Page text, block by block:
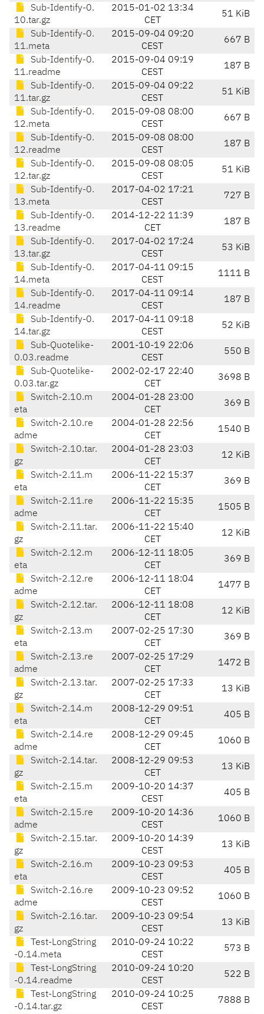
Sub-Identify-0.
10.tar.gz
2015-01-02 13:34
CET
51 KiB
Sub-Identify-0.
11.meta
2015-09-04 09:20
CEST
667 B
Sub-Identify-0.
11.readme
2015-09-04 09:19
CEST
187 B
Sub-Identify-0.
11.tar.gz
2015-09-04 09:22
CEST
51 KiB
Sub-Identify-0.
12.meta
2015-09-08 08:00
CEST
667 B
Sub-Identify-0.
12.readme
2015-09-08 08:00
CEST
187 B
Sub-Identify-0.
12.tar.gz
2015-09-08 08:05
CEST
51 KiB
Sub-Identify-0.
13.meta
2017-04-02 17:21
CEST
727 B
Sub-Identify-0.
13.readme
2014-12-22 11:39
CET
187 B
Sub-Identify-0.
13.tar.gz
2017-04-02 17:24
CEST
53 KiB
Sub-Identify-0.
14.meta
2017-04-11 09:15
CEST
1111 B
Sub-Identify-0.
14.readme
2017-04-11 09:14
CEST
187 B
Sub-Identify-0.
14.tar.gz
2017-04-11 09:18
CEST
52 KiB
Sub-Quotelike-
0.03.readme
2001-10-19 22:06
CEST
550 B
Sub-Quotelike-
0.03.tar.gz
2002-02-17 22:40
CET
3698 B
Switch-2.10.m
eta
2004-01-28 23:00
CET
369 B
Switch-2.10.re
adme
2004-01-28 22:56
CET
1540 B
Switch-2.10.tar.
gz
2004-01-28 23:03
CET
12 KiB
Switch-2.11.m
eta
2006-11-22 15:37
CET
369 B
Switch-2.11.re
adme
2006-11-22 15:35
CET
1505 B
Switch-2.11.tar.
gz
2006-11-22 15:40
CET
12 KiB
Switch-2.12.m
eta
2006-12-11 18:05
CET
369 B
Switch-2.12.re
adme
2006-12-11 18:04
CET
1477 B
Switch-2.12.tar.
gz
2006-12-11 18:08
CET
12 KiB
Switch-2.13.m
eta
2007-02-25 17:30
CET
369 B
Switch-2.13.re
adme
2007-02-25 17:29
CET
1472 B
Switch-2.13.tar.
gz
2007-02-25 17:33
CET
13 KiB
Switch-2.14.m
eta
2008-12-29 09:51
CET
405 B
Switch-2.14.re
adme
2008-12-29 09:45
CET
1060 B
Switch-2.14.tar.
gz
2008-12-29 09:53
CET
13 KiB
Switch-2.15.m
eta
2009-10-20 14:37
CEST
405 B
Switch-2.15.re
adme
2009-10-20 14:36
CEST
1060 B
Switch-2.15.tar.
gz
2009-10-20 14:39
CEST
13 KiB
Switch-2.16.m
eta
2009-10-23 09:53
CEST
405 B
Switch-2.16.re
adme
2009-10-23 09:52
CEST
1060 B
Switch-2.16.tar.
gz
2009-10-23 09:54
CEST
13 KiB
Test-LongString
-0.14.meta
2010-09-24 10:22
CEST
573 B
Test-LongString
-0.14.readme
2010-09-24 10:20
CEST
522 B
Test-LongString
-0.14.tar.gz
2010-09-24 10:25
CEST
7888 B